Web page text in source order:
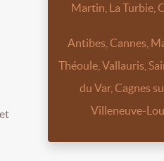
, et
Martin, La Turbie,
Antibes, Cannes,
Théoule, Vallauris,
du Var, Cagnes
Villeneuve-